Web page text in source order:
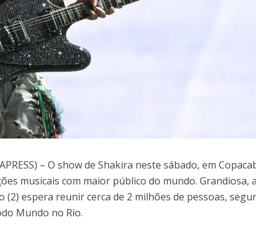
– O show de Shakira neste sábado, em
musicais com maior público do mundo. Grandiosa, a
(2) espera reunir cerca de 2 milhões de pessoas,
Mundo no Rio.